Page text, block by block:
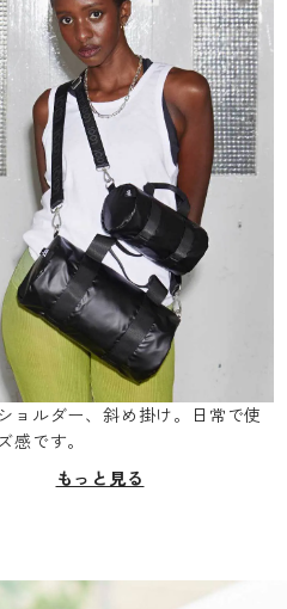
ョルダー、斜め掛け。日常で使
感です。
もっと見る